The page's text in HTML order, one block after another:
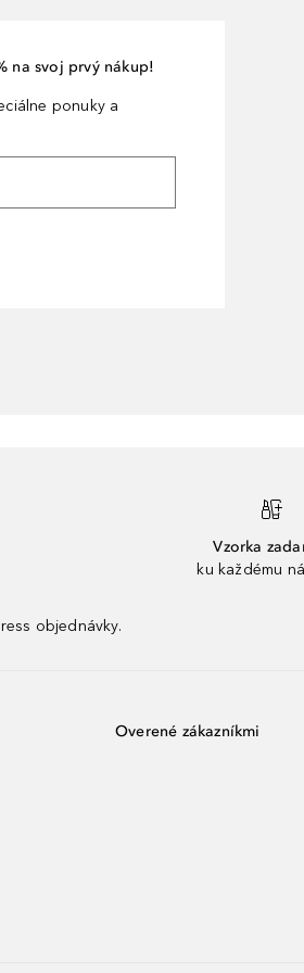
na svoj prvý nákup!
ponuky a
Vzorka
ku každému
objednávky.
Overené zákazníkmi